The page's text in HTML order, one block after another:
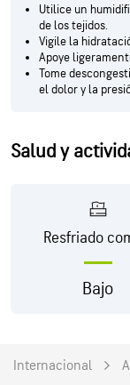
Utilice un
de los tejidos.
Vigile la
Apoye
Tome
el dolor y la
Salud y
Resfriado
Bajo
Internacional